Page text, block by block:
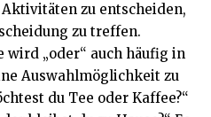
zu entscheiden,
zu treffen.
wird „oder“ auch häufig in
Auswahlmöglichkeit zu
du Tee oder Kaffee?“